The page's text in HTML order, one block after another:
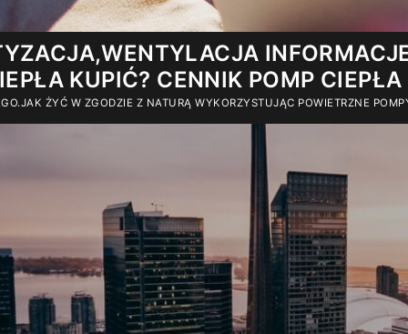
KUPIĆ? CENNIK POMP
ŻYĆ W ZGODZIE Z NATURĄ WYKORZYSTUJĄC POWIETRZNE